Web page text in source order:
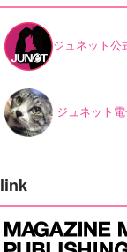
ジュネット公
ジュネット
link